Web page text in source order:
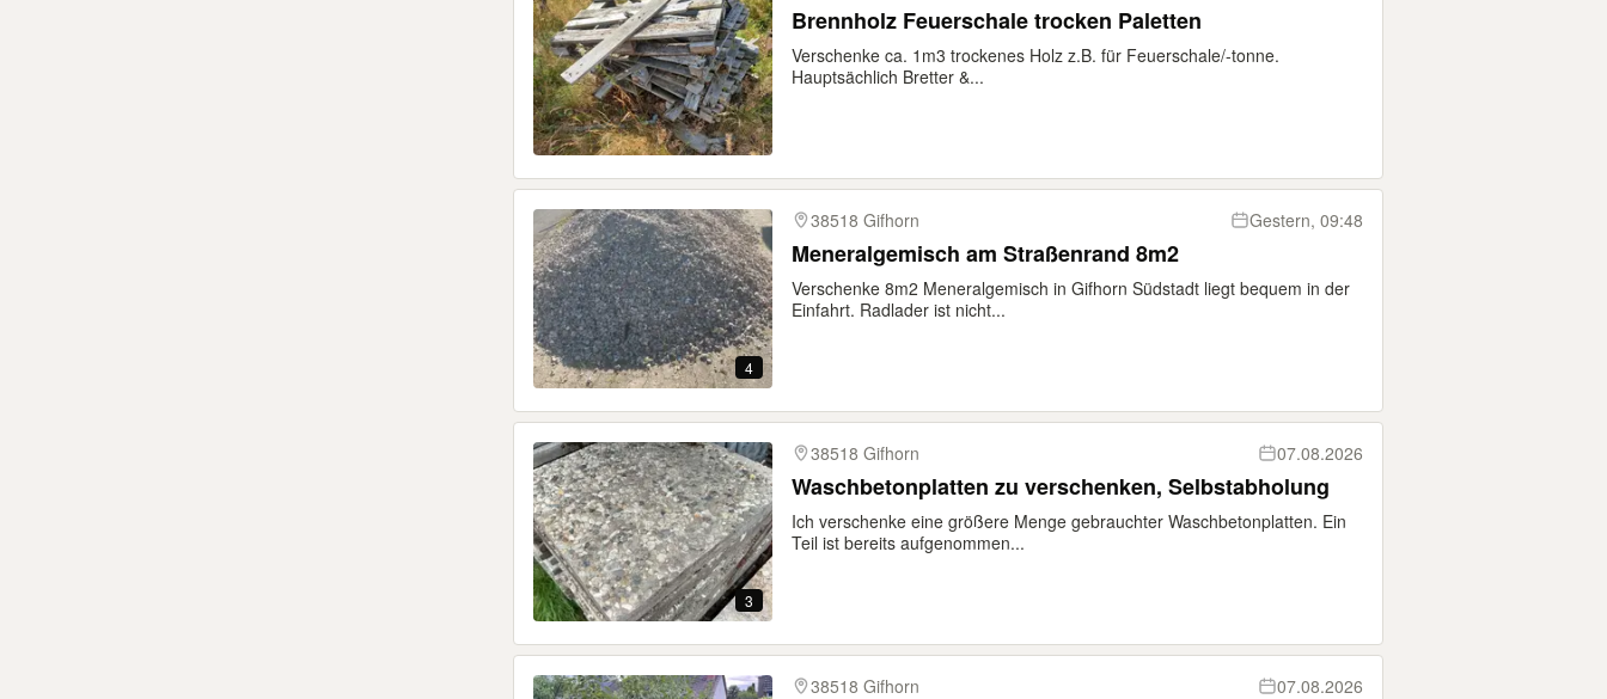
Brennholz Feuerschale trocken Paletten
Verschenke ca. 1m3 trockenes Holz z.B. für Feuerschale/-tonne.
Hauptsächlich Bretter &...
4
38518 Gifhorn Gestern, 09:48
Meneralgemisch am Straßenrand 8m2
Verschenke 8m2 Meneralgemisch in Gifhorn Südstadt liegt bequem in der
Einfahrt. Radlader ist nicht...
3
38518 Gifhorn 07.08.2026
Waschbetonplatten zu verschenken, Selbstabholung
Ich verschenke eine größere Menge gebrauchter Waschbetonplatten. Ein
Teil ist bereits aufgenommen...
38518 Gifhorn 07.08.2026